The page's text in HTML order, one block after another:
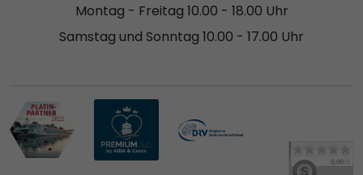
Montag - Freitag 10.00 - 18.00 Uhr
Samstag und Sonntag 10.00 - 17.00 Uhr